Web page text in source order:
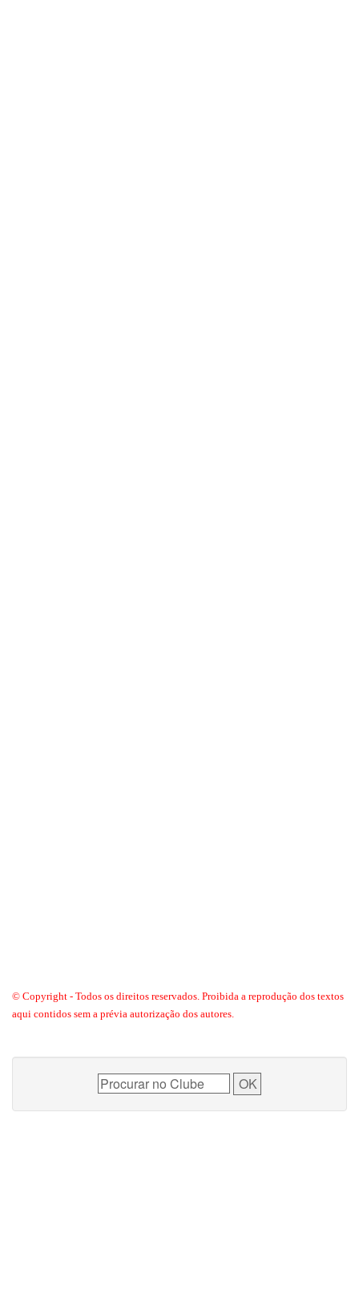
© Copyright - Todos os direitos reservados. Proibida a reprodução dos textos
aqui contidos sem a prévia autorização dos autores.